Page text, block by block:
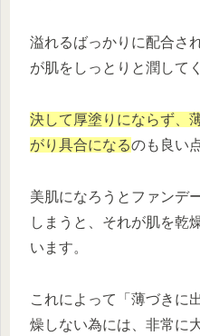
溢れるばっかりに配合さ
が肌をしっとりと潤して
決して厚塗りにならず、
がり具合になるのも良い
美肌になろうとファンデ
しまうと、それが肌を乾
います。
これによって「薄づきに
燥しない為には、非常に